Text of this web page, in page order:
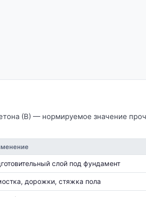
(В) — нормируемое значение
слой под фундамент
дорожки, стяжка пола